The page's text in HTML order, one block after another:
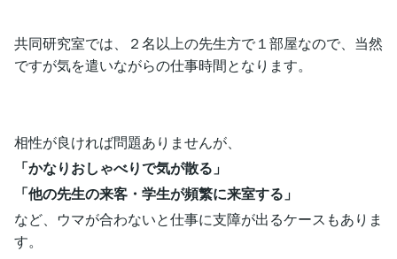
共同研究室では、２名以上の先生方で１部屋なので、当然
ですが気を遣いながらの仕事時間となります。
相性が良ければ問題ありませんが、
「かなりおしゃべりで気が散る」
「他の先生の来客・学生が頻繁に来室する」
など、ウマが合わないと仕事に支障が出るケースもありま
す。